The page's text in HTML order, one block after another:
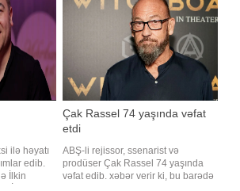
ilə həyatı
edib.
İlkin
Çak Rassel 74 yaşında vəfat
etdi
ABŞ-li rejissor, ssenarist və
prodüser Çak Rassel 74 yaşında
vəfat edib. xəbər verir ki, bu barədə